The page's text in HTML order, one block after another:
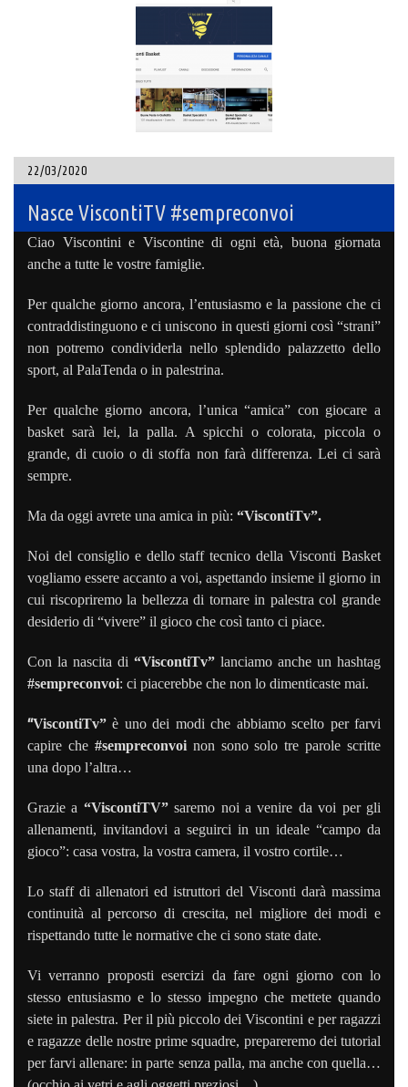
22/03/2020
Nasce ViscontiTV #sempreconvoi
Ciao Viscontini e Viscontine di ogni età, buona giornata
anche a tutte le vostre famiglie.
Per qualche giorno ancora, l’entusiasmo e la passione che ci
contraddistinguono e ci uniscono in questi giorni così “strani”
non potremo condividerla nello splendido palazzetto dello
sport, al PalaTenda o in palestrina.
Per qualche giorno ancora, l’unica “amica” con giocare a
basket sarà lei, la palla. A spicchi o colorata, piccola o
grande, di cuoio o di stoffa non farà differenza. Lei ci sarà
sempre.
Ma da oggi avrete una amica in più: “ViscontiTv”.
Noi del consiglio e dello staff tecnico della Visconti Basket
vogliamo essere accanto a voi, aspettando insieme il giorno in
cui riscopriremola bellezza di tornare in palestracol grande
desiderio di “vivere” il gioco che così tanto ci piace.
Con la nascita di “ViscontiTv” lanciamo anche un hashtag
#sempreconvoi: ci piacerebbe che non lo dimenticaste mai.
“ViscontiTv” è uno dei modi che abbiamo scelto per farvi
capire che #sempreconvoinon sono solo tre parole scritte
una dopo l’altra…
Grazie a “ViscontiTV”saremo noi a venire da voi per gli
allenamenti, invitandovi a seguirci in un ideale “campo da
gioco”: casa vostra, la vostra camera, il vostro cortile…
Lo staff di allenatori ed istruttori del Visconti darà massima
continuità al percorso di crescita, nel migliore dei modi e
rispettando tutte le normative che ci sono state date.
Vi verranno proposti esercizi da fare ogni giorno con lo
stesso entusiasmo e lo stesso impegno che mettete quando
siete in palestra. Per il più piccolo dei Viscontini e per ragazzi
e ragazze delle nostre prime squadre, prepareremo dei tutorial
per farvi allenare: in parte senza palla, ma anche con quella…